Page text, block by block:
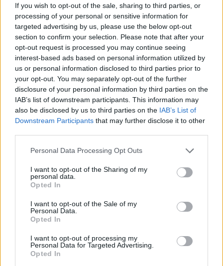
If you wish to opt-out of the sale, sharing to third parties, or
processing of your personal or sensitive information for
targeted advertising by us, please use the below opt-out
section to confirm your selection. Please note that after your
opt-out request is processed you may continue seeing
interest-based ads based on personal information utilized by
us or personal information disclosed to third parties prior to
your opt-out. You may separately opt-out of the further
disclosure of your personal information by third parties on the
IAB’s list of downstream participants. This information may
also be disclosed by us to third parties on the IAB’s List of
Downstream Participants that may further disclose it to other
Personal Data Processing Opt Outs
I want to opt-out of the Sharing of my
personal data.
Opted In
I want to opt-out of the Sale of my
Personal Data.
Opted In
I want to opt-out of processing my
Personal Data for Targeted Advertising.
Opted In
MASSIMILIANO
ALLUFER DI
MASCARELLO E
COSTENARO
S.N.C.
Masserano
1 2
Visualizza tutti i comuni della
provincia di Biella
Benna (22)
Bioglio (1)